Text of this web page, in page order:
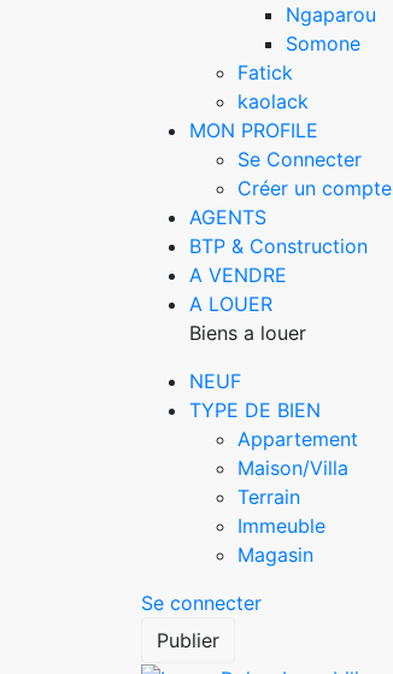
Ngaparou
Somone
Fatick
kaolack
MON PROFILE
Se Connecter
Créer un compte
AGENTS
BTP & Construction
A VENDRE
A LOUER
Biens a louer
NEUF
TYPE DE BIEN
Appartement
Maison/Villa
Terrain
Immeuble
Magasin
Se connecter
Publier